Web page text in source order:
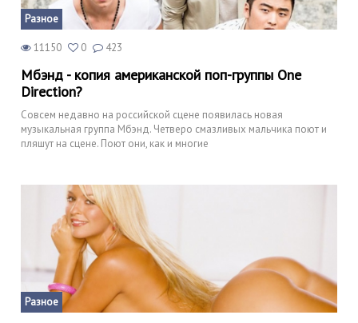
Разное
11150 0 423
Мбэнд - копия американской поп-группы One
Direction?
Совсем недавно на российской сцене появилась новая
музыкальная группа Мбэнд. Четверо смазливых мальчика поют и
пляшут на сцене. Поют они, как и многие
Разное